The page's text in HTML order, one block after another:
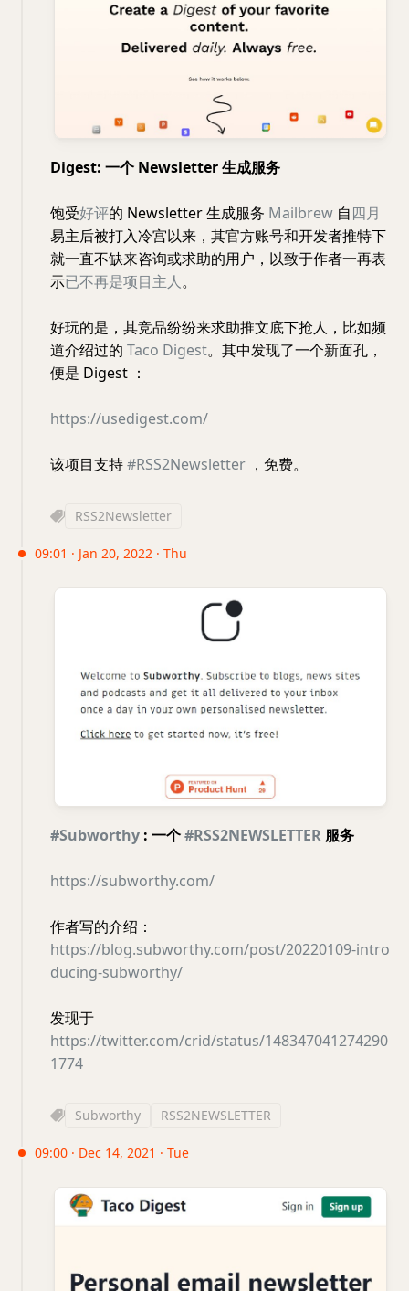
Digest: 一个 Newsletter 生成服务
饱受好评的 Newsletter 生成服务 Mailbrew 自四月
易主后被打入冷宫以来，其官方账号和开发者推特下
就一直不缺来咨询或求助的用户，以致于作者一再表
示已不再是项目主人。
好玩的是，其竞品纷纷来求助推文底下抢人，比如频
道介绍过的 Taco Digest。其中发现了一个新面孔，
便是 Digest ：
https://usedigest.com/
该项目支持#RSS2Newsletter ，免费。
RSS2Newsletter
09:01 · Jan 20, 2022 · Thu
#Subworthy : 一个#RSS2NEWSLETTER 服务
https://subworthy.com/
作者写的介绍：
https://blog.subworthy.com/post/20220109-intro
ducing-subworthy/
发现于
https://twitter.com/crid/status/148347041274290
1774
Subworthy RSS2NEWSLETTER
09:00 · Dec 14, 2021 · Tue